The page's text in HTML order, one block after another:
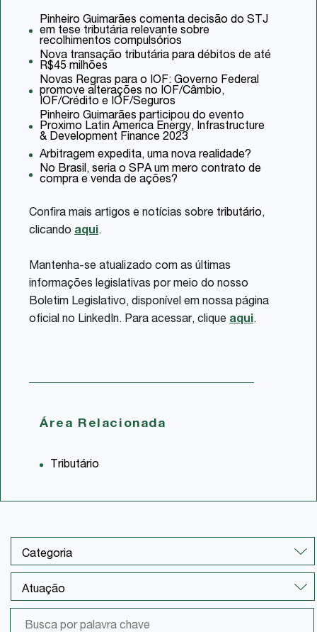
Pinheiro Guimarães comenta decisão do STJ
em tese tributária relevante sobre
recolhimentos compulsórios
Nova transação tributária para débitos de até
R$45 milhões
Novas Regras para o IOF: Governo Federal
promove alterações no IOF/Câmbio,
IOF/Crédito e IOF/Seguros
Pinheiro Guimarães participou do evento
Proximo Latin America Energy, Infrastructure
& Development Finance 2023
Arbitragem expedita, uma nova realidade?
No Brasil, seria o SPA um mero contrato de
compra e venda de ações?
Confira mais artigos e notícias sobre tributário,
clicando aqui.
Mantenha-se atualizado com as últimas
informações legislativas por meio do nosso
Boletim Legislativo, disponível em nossa página
oficial no LinkedIn. Para acessar, clique aqui.
Área Relacionada
Tributário